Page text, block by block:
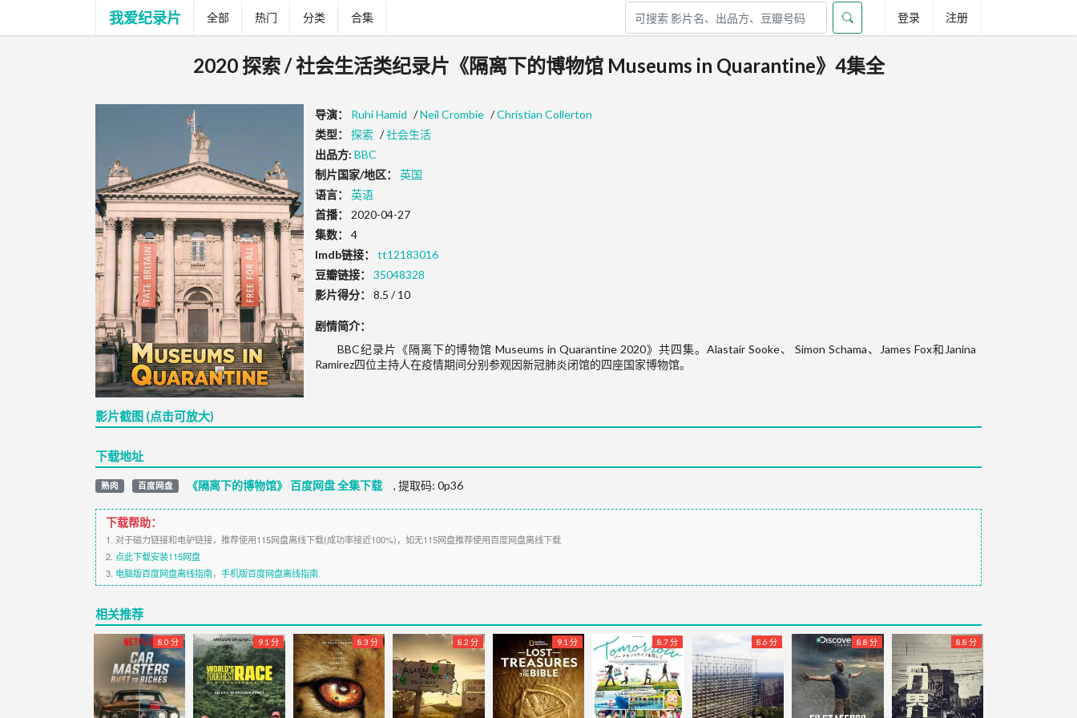
我爱纪录片 全部 热门 分类 合集 登录 注册
2020 探索 / 社会生活类纪录片《隔离下的博物馆 Museums in Quarantine》4集全
导演： Ruhi Hamid /Neil Crombie /Christian Collerton
类型：
探索 /社会生活
出品方: BBC
制片国家/地区：
英国
语言：
英语
首播：
2020-04-27
集数：
4
Imdb链接：
tt12183016
豆瓣链接：
35048328
影片得分：
8.5 / 10
剧情简介：
BBC纪录片《隔离下的博物馆 Museums in Quarantine 2020》共四集。Alastair Sooke、 Simon Schama、James Fox和Janina
Ramirez四位主持人在疫情期间分别参观因新冠肺炎闭馆的四座国家博物馆。
影片截图 (点击可放大)
下载地址
熟肉 百度网盘 《隔离下的博物馆》 百度网盘 全集下载 ,提取码:0p36
下载帮助：
1. 对于磁力链接和电驴链接，推荐使用115网盘离线下载(成功率接近100%)，如无115网盘推荐使用百度网盘离线下载
2. 点此下载安装115网盘
3. 电脑版百度网盘离线指南， 手机版百度网盘离线指南
相关推荐
8.0 分 9.1 分 8.3 分 8.2 分 9.1 分 8.7 分 8.6 分 8.8 分 8.8 分